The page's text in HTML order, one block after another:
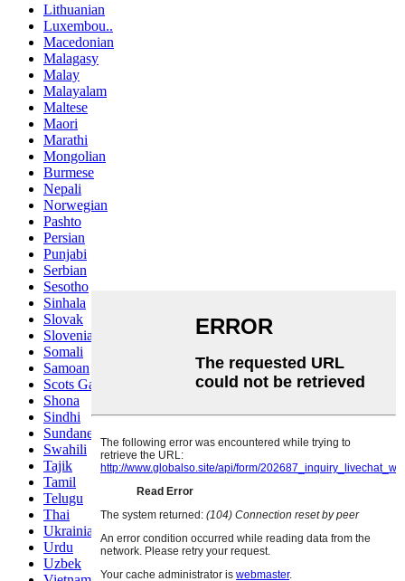
Lithuanian
Luxembou..
Macedonian
Malagasy
Malay
Malayalam
Maltese
Maori
Marathi
Mongolian
Burmese
Nepali
Norwegian
Pashto
Persian
Punjabi
Serbian
Sesotho
Sinhala
Slovak
Slovenian
Somali
Samoan
Scots Gaelic
Shona
Sindhi
Sundanese
Swahili
Tajik
Tamil
Telugu
Thai
Ukrainian
Urdu
Uzbek